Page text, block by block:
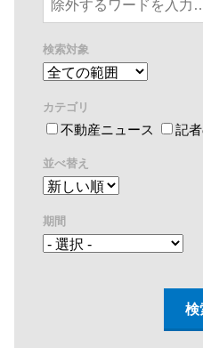
検索対象
カテゴリ
不動産ニュース 記者
並べ替え
期間